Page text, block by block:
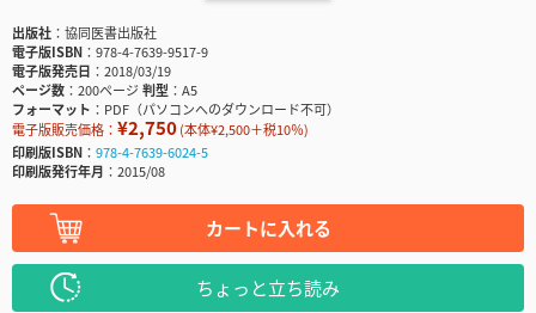
出版社
協同医書出版社
電子版ISBN
978-4-7639-9517-9
電子版発売日
2018/03/19
ページ数
200ページ判型
A5
フォーマット
PDF（パソコンへのダウンロード不可）
電子版販売価格： ¥2,750(本体¥2,500＋税10％)
印刷版ISBN
978-4-7639-6024-5
印刷版発行年月
2015/08
カートに入れる
ちょっと立ち読み